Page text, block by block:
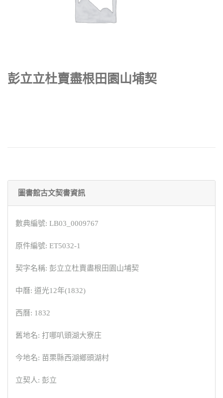
彭立立杜賣盡根田園山埔契
圖書館古文契書資訊
數典編號: LB03_0009767
原件編號: ET5032-1
契字名稱: 彭立立杜賣盡根田園山埔契
中曆: 道光12年(1832)
西曆: 1832
舊地名: 打哪叭頭湖大寮庄
今地名: 苗栗縣西湖鄉頭湖村
立契人: 彭立